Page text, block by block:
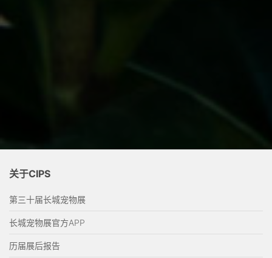
关于CIPS
第三十届长城宠物展
长城宠物展官方APP
历届展后报告